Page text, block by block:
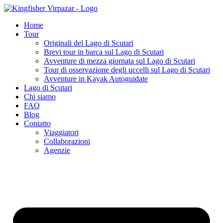
Vai
contenutoHome
Tour
Originali del Lago di Scutari
Brevi tour in barca sul Lago di Scutari
Avventure di mezza giornata sul Lago di Scutari
Tour di osservazione degli uccelli sul Lago di Scutari
Avventure in Kayak Autoguidate
Lago di Scutari
Chi siamo
FAQ
Blog
Contatto
Viaggiatori
Collaborazioni
Agenzie